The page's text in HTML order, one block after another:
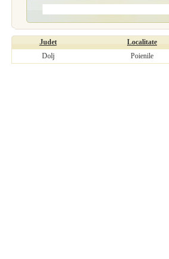
Judet Localitate
Dolj
Poienile